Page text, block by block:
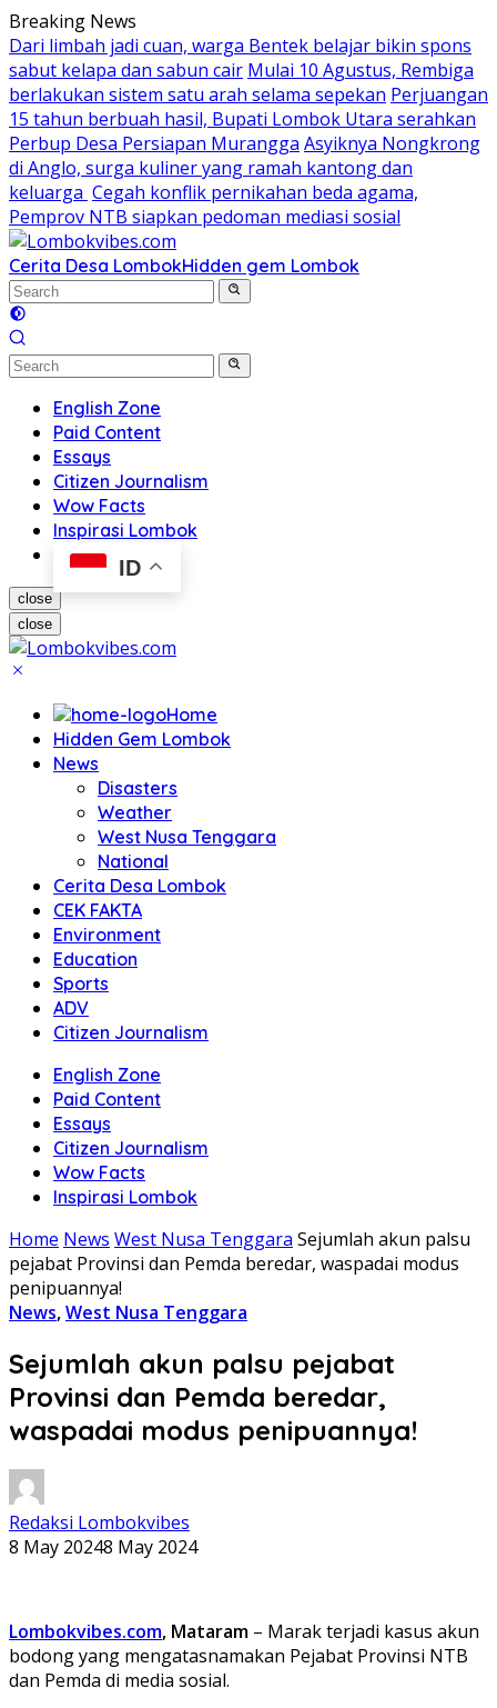
Skip
to
content
Breaking News
Dari limbah jadi cuan, warga Bentek belajar bikin spons
sabut kelapa dan sabun cair Mulai 10 Agustus, Rembiga
berlakukan sistem satu arah selama sepekan Perjuangan
15 tahun berbuah hasil, Bupati Lombok Utara serahkan
Perbup Desa Persiapan Murangga Asyiknya Nongkrong
di Anglo, surga kuliner yang ramah kantong dan
keluarga Cegah konflik pernikahan beda agama,
Pemprov NTB siapkan pedoman mediasi sosial
Cerita Desa LombokHidden gem Lombok
English Zone
Paid Content
Essays
Citizen Journalism
Wow Facts
Inspirasi Lombok
ID
close
close
Home
Hidden Gem Lombok
News
Disasters
Weather
West Nusa Tenggara
National
Cerita Desa Lombok
CEK FAKTA
Environment
Education
Sports
ADV
Citizen Journalism
English Zone
Paid Content
Essays
Citizen Journalism
Wow Facts
Inspirasi Lombok
Home News West Nusa Tenggara Sejumlah akun palsu
pejabat Provinsi dan Pemda beredar, waspadai modus
penipuannya!
News,West Nusa Tenggara
Sejumlah akun palsu pejabat
Provinsi dan Pemda beredar,
waspadai modus penipuannya!
Redaksi Lombokvibes
8 May 20248 May 2024
Lombokvibes.com, Mataram – Marak terjadi kasus akun
bodong yang mengatasnamakan Pejabat Provinsi NTB
dan Pemda di media sosial.